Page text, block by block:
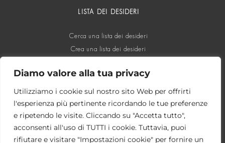
Diamo valore alla tua privacy
Utilizziamo i cookie sul nostro sito Web per offrirti
l'esperienza più pertinente ricordando le tue preferenze
e ripetendo le visite. Cliccando su "Accetta tutto",
acconsenti all'uso di TUTTI i cookie. Tuttavia, puoi
rifiutare e visitare "Impostazioni cookie" per fornire un
LISTA DEI DESIDERI
Cerca una lista dei desideri
Crea una lista dei desideri
SOCIAL